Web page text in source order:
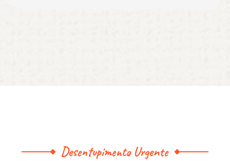
Desentupimento Urgente